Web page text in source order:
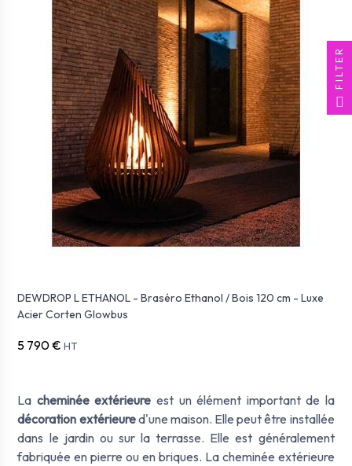
La cheminée extérieure est un élément important de la
décoration extérieured'une maison. Elle peut être installée
dans le jardin ou sur la terrasse. Elle est généralement
fabriquée en pierre ou en briques. La cheminée extérieure
DEWDROP L ETHANOL - Braséro Ethanol / Bois 120 cm - Luxe
Acier Corten Glowbus
5 790 € HT
FILTER